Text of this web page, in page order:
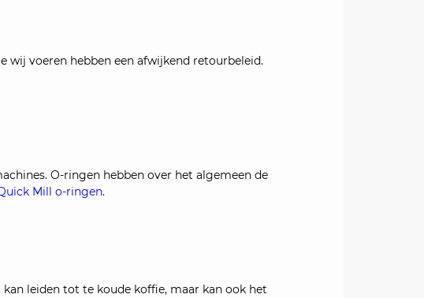
wij voeren hebben een afwijkend retourbeleid.
O-ringen hebben over het algemeen de
Mill o-ringen.
leiden tot te koude koffie, maar kan ook het